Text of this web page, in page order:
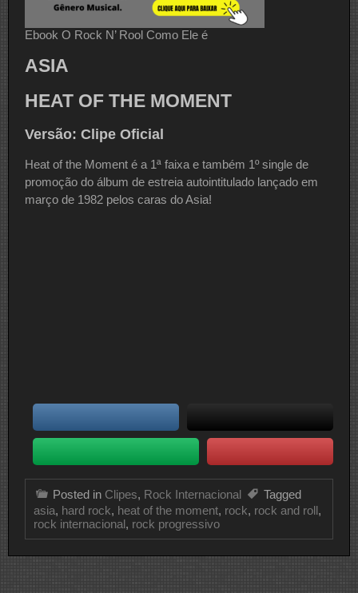
Ebook O Rock N’ Rool Como Ele é
ASIA
HEAT OF THE MOMENT
Versão: Clipe Oficial
Heat of the Moment é a 1ª faixa e também 1º single de
promoção do álbum de estreia autointitulado lançado em
março de 1982 pelos caras do Asia!
Posted in Clipes, Rock Internacional
Tagged
asia, hard rock, heat of the moment, rock, rock and roll,
rock internacional, rock progressivo